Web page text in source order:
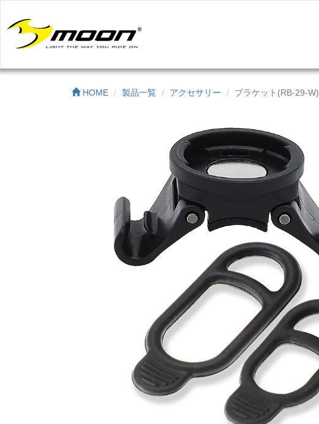
HOME 製品一覧 アクセサリー ブラケット(RB-29-W)